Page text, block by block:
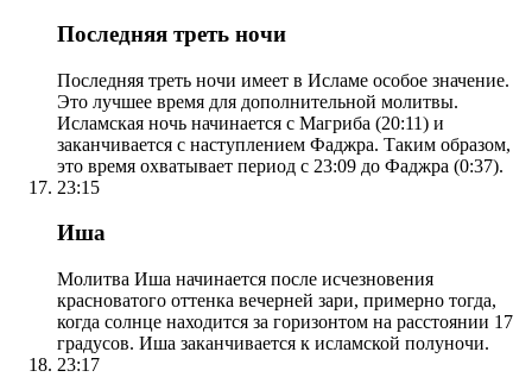
Последняя треть ночи
Последняя треть ночи имеет в Исламе особое значение.
Это лучшее время для дополнительной молитвы.
Исламская ночь начинается с Магриба (20:11) и
заканчивается с наступлением Фаджра. Таким образом,
это время охватывает период с 23:09 до Фаджра (0:37).
23:15
Иша
Молитва Иша начинается после исчезновения
красноватого оттенка вечерней зари, примерно тогда,
когда солнце находится за горизонтом на расстоянии 17
градусов. Иша заканчивается к исламской полуночи.
23:17